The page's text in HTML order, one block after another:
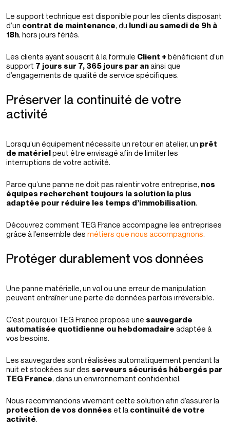
Le support technique est disponible pour les clients disposant
d’un contrat de maintenance, du lundi au samedi de 9h à
18h, hors jours fériés.
Les clients ayant souscrit à la formule Client + bénéficient d’un
support 7 jours sur 7, 365 jours par anainsi que
d’engagements de qualité de service spécifiques.
Préserver la continuité de votre
activité
Lorsqu’un équipement nécessite un retour en atelier, un prêt
de matérielpeut être envisagé afin de limiter les
interruptions de votre activité.
Parce qu’une panne ne doit pas ralentir votre entreprise, nos
équipes recherchent toujours la solution la plus
adaptée pour réduire les temps d’immobilisation.
Découvrez comment TEG France accompagne les entreprises
grâce à l’ensemble des métiers que nous accompagnons.
Protéger durablement vos données
Une panne matérielle, un vol ou une erreur de manipulation
peuvent entraîner une perte de données parfois irréversible.
C’est pourquoi TEG France propose une sauvegarde
automatisée quotidienne ou hebdomadaire adaptée à
vos besoins.
Les sauvegardes sont réalisées automatiquement pendant la
nuit et stockées sur des serveurs sécurisés hébergés par
TEG France, dans un environnement confidentiel.
Nous recommandons vivement cette solution afin d’assurer la
protection de vos données et la continuité de votre
activité.